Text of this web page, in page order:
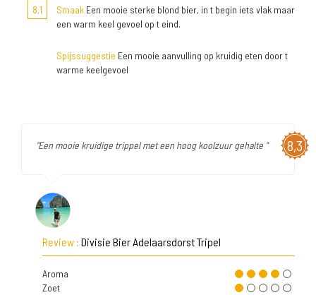
8,1 Smaak Een mooie sterke blond bier, in t begin iets vlak maar
een warm keel gevoel op t eind.
Spijssuggestie Een mooie aanvulling op kruidig eten door t
warme keelgevoel
8,3
"Een mooie kruidige trippel met een hoog koolzuur gehalte "
Review : Divisie Bier Adelaarsdorst Tripel
Aroma
Zoet